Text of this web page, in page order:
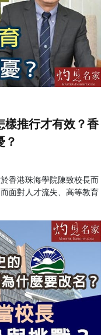
樣推行才有效？香
？
香港珠海學院陳致校長而
面對人才流失、高等教育